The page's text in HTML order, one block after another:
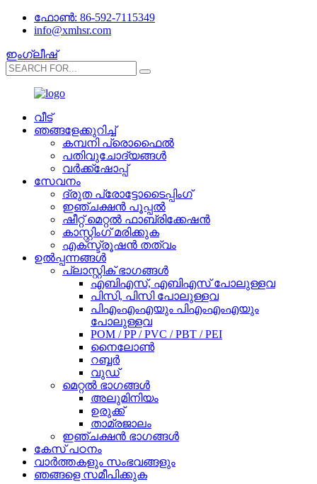
ഫോൺ: 86-592-7115349
info@xmhsr.com
ഇംഗ്ലീഷ്
വീട്
ഞങ്ങളേക്കുറിച്ച്
കമ്പനി പ്രൊഫൈൽ
പതിവുചോദ്യങ്ങൾ
വർക്ക്‌ഷോപ്പ്
സേവനം
ദ്രുത പ്രോട്ടോടൈപ്പിംഗ്
ഇഞ്ചക്ഷൻ പൂപ്പൽ
ഷീറ്റ് മെറ്റൽ ഫാബ്രിക്കേഷൻ
കാസ്റ്റിംഗ് മരിക്കുക
എക്സ്ട്രൂഷൻ തത്വം
ഉൽപ്പന്നങ്ങൾ
പ്ലാസ്റ്റിക് ഭാഗങ്ങൾ
എബി‌എസ്, എ‌ബി‌എസ് പോലുള്ളവ
പിസി, പിസി പോലുള്ളവ
പി‌എം‌എം‌എയും പി‌എം‌എം‌എയും
പോലുള്ളവ
POM / PP / PVC / PBT / PEI
നൈലോൺ
റബ്ബർ
വുഡ്
മെറ്റൽ ഭാഗങ്ങൾ
അലുമിനിയം
ഉരുക്ക്
താമ്രജാലം
ഇഞ്ചക്ഷൻ ഭാഗങ്ങൾ
കേസ് പഠനം
വാർത്തകളും സംഭവങ്ങളും
ഞങ്ങളെ സമീപിക്കുക